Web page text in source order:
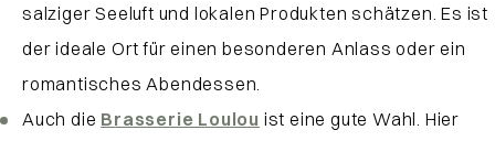
salziger Seeluft und lokalen Produkten schätzen. Es ist
der ideale Ort für einen besonderen Anlass oder ein
romantisches Abendessen.
Auch die Brasserie Loulou ist eine gute Wahl. Hier